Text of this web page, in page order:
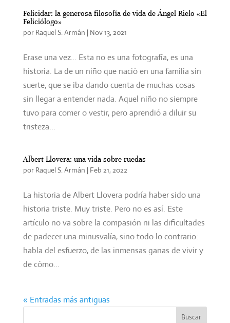
Felicidar: la generosa filosofía de vida de Ángel Rielo «El
Feliciólogo»
por Raquel S. Armán | Nov 13, 2021
Erase una vez… Esta no es una fotografía, es una
historia. La de un niño que nació en una familia sin
suerte, que se iba dando cuenta de muchas cosas
sin llegar a entender nada. Aquel niño no siempre
tuvo para comer o vestir, pero aprendió a diluir su
tristeza...
Albert Llovera: una vida sobre ruedas
por Raquel S. Armán | Feb 21, 2022
La historia de Albert Llovera podría haber sido una
historia triste. Muy triste. Pero no es así. Este
artículo no va sobre la compasión ni las dificultades
de padecer una minusvalía, sino todo lo contrario:
habla del esfuerzo, de las inmensas ganas de vivir y
de cómo...
« Entradas más antiguas